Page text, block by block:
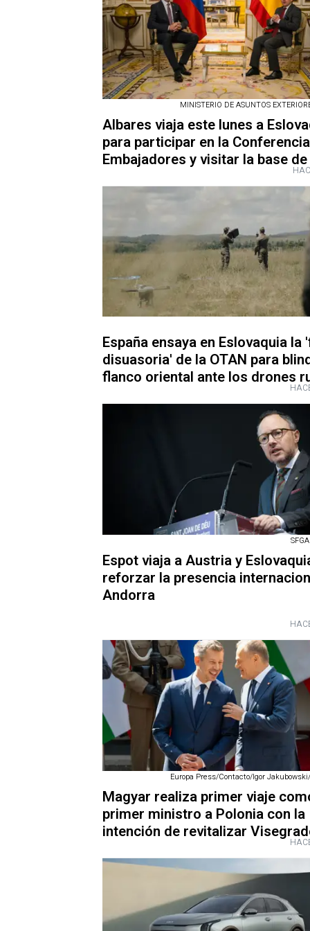
MINISTERIO DE ASUNTOS
Albares viaja este lunes a
para participar en la
Embajadores y visitar la base
España ensaya en Eslovaquia la
disuasoria' de la OTAN para
flanco oriental ante los drones
Espot viaja a Austria y
reforzar la presencia
Andorra
Europa Press/Contacto/Igor
Magyar realiza primer viaje
primer ministro a Polonia con la
intención de revitalizar